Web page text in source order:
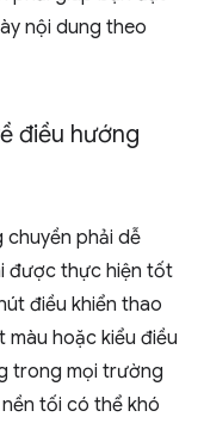
nội dung theo
điều hướng
chuyền phải dễ
được thực hiện tốt
điều khiển thao
màu hoặc kiểu điều
trong mọi trường
tối có thể khó